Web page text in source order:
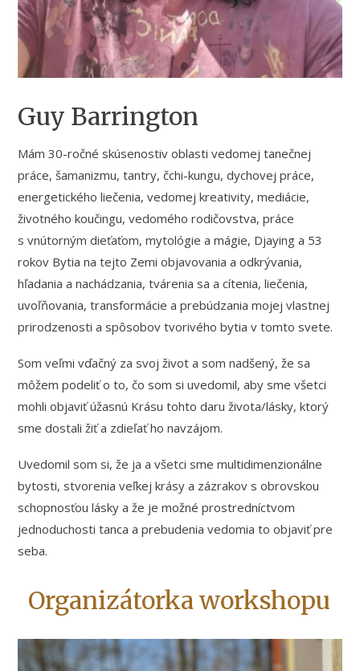
Guy Barrington
Mám 30-ročné skúsenostiv oblasti vedomej tanečnej
práce, šamanizmu, tantry, čchi-kungu, dychovej práce,
energetického liečenia, vedomej kreativity, mediácie,
životného koučingu, vedomého rodičovstva, práce
s vnútorným dieťaťom, mytológie a mágie, Djaying a 53
rokov Bytia na tejto Zemi objavovania a odkrývania,
hľadania a nachádzania, tvárenia sa a cítenia, liečenia,
uvoľňovania, transformácie a prebúdzania mojej vlastnej
prirodzenosti a spôsobov tvorivého bytia v tomto svete.
Som veľmi vďačný za svoj život a som nadšený, že sa
môžem podeliť o to, čo som si uvedomil, aby sme všetci
mohli objaviť úžasnú Krásu tohto daru života/lásky, ktorý
sme dostali žiť a zdieľať ho navzájom.
Uvedomil som si, že ja a všetci sme multidimenzionálne
bytosti, stvorenia veľkej krásy a zázrakov s obrovskou
schopnosťou lásky a že je možné prostredníctvom
jednoduchosti tanca a prebudenia vedomia to objaviť pre
seba.
Organizátorka workshopu